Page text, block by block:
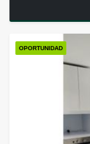
OPORTUNIDAD